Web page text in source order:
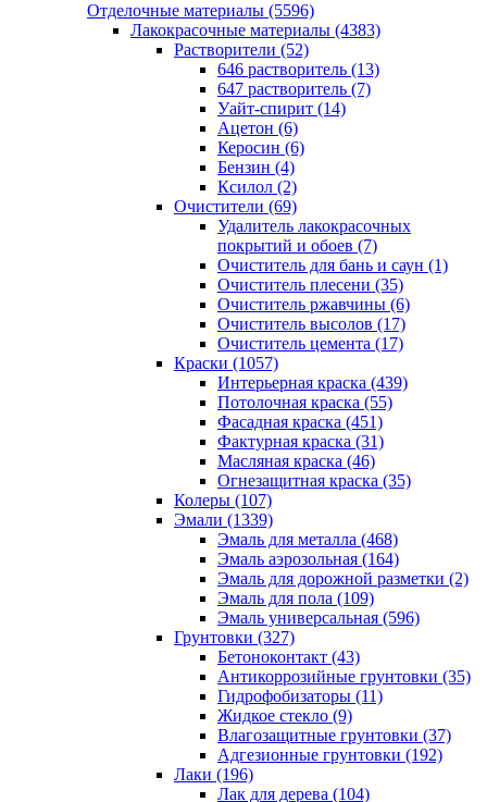
Отделочные материалы (5596)
Лакокрасочные материалы (4383)
Растворители (52)
646 растворитель (13)
647 растворитель (7)
Уайт-спирит (14)
Ацетон (6)
Керосин (6)
Бензин (4)
Ксилол (2)
Очистители (69)
Удалитель лакокрасочных
покрытий и обоев (7)
Очиститель для бань и саун (1)
Очиститель плесени (35)
Очиститель ржавчины (6)
Очиститель высолов (17)
Очиститель цемента (17)
Краски (1057)
Интерьерная краска (439)
Потолочная краска (55)
Фасадная краска (451)
Фактурная краска (31)
Масляная краска (46)
Огнезащитная краска (35)
Колеры (107)
Эмали (1339)
Эмаль для металла (468)
Эмаль аэрозольная (164)
Эмаль для дорожной разметки (2)
Эмаль для пола (109)
Эмаль универсальная (596)
Грунтовки (327)
Бетоноконтакт (43)
Антикоррозийные грунтовки (35)
Гидрофобизаторы (11)
Жидкое стекло (9)
Влагозащитные грунтовки (37)
Адгезионные грунтовки (192)
Лаки (196)
Лак для дерева (104)